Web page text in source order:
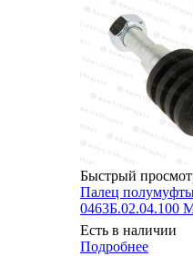
Быстрый
Палец
0463Б.02.04.100
Есть в наличии
Подробнее